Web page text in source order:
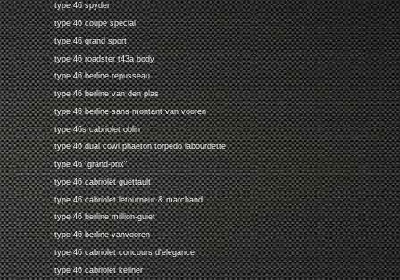
type 46 spyder
type 46 coupe special
type 46 grand sport
type 46 roadster t43a body
type 46 berline repusseau
type 46 berline van den plas
type 46 berline sans montant van vooren
type 46s cabriolet oblin
type 46 dual cowl phaeton torpedo labourdette
type 46 "grand-prix"
type 46 cabriolet guettault
type 46 cabriolet letourneur & marchand
type 46 berline million-guiet
type 46 berline vanvooren
type 46 cabriolet concours d'elegance
type 46 cabriolet kellner